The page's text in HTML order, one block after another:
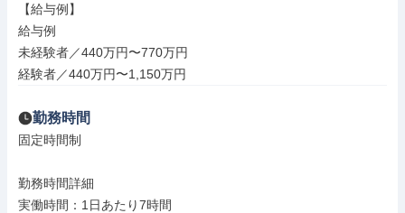
【給与例】
給与例
未経験者／440万円〜770万円
経験者／440万円〜1,150万円
勤務時間
固定時間制
勤務時間詳細
実働時間：1日あたり7時間